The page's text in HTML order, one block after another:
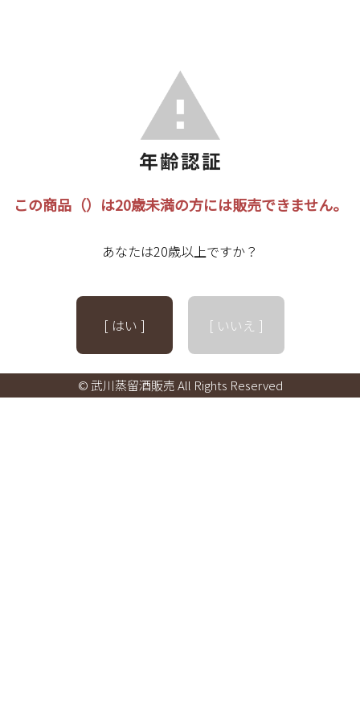
この商品（）は20歳未満の方には販売できません。
あなたは20歳以上ですか？
[ はい ] [ いいえ ]
© 武川蒸留酒販売 All Rights Reserved